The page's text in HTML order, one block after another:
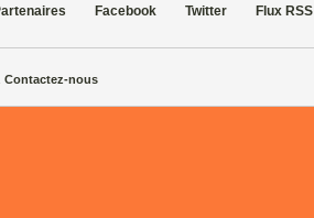
Facebook Twitter Flux RSS
Contactez-nous